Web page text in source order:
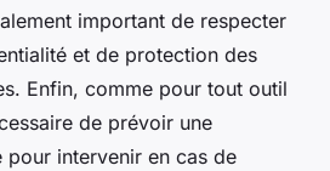
important de respecter
et de protection des
Enfin, comme pour tout outil
de prévoir une
pour intervenir en cas de